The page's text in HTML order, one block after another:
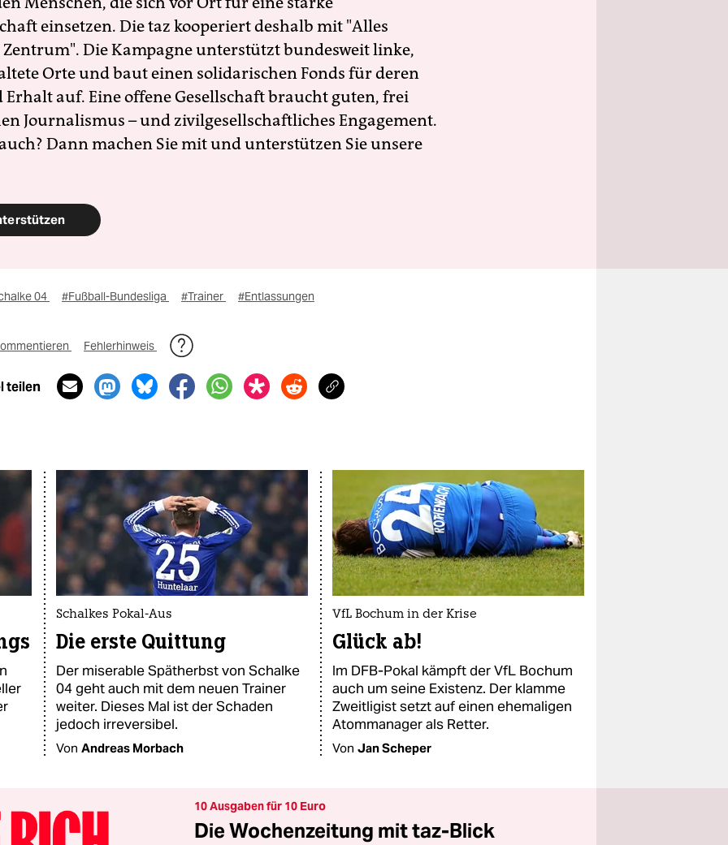
einsetzen. Die taz kooperiert deshalb mit "Alles
Die Kampagne unterstützt bundesweit linke,
Orte und baut einen solidarischen Fonds für deren
Erhalt auf. Eine offene Gesellschaft braucht guten, frei
Journalismus – und zivilgesellschaftliches Engagement.
Dann machen Sie mit und unterstützen Sie unsere
04 #Fußball-Bundesliga #Trainer #Entlassungen
Fehlerhinweis
teilen
Schalkes Pokal-Aus
Die erste Quittung
Der miserable Spätherbst von Schalke
04 geht auch mit dem neuen Trainer
weiter. Dieses Mal ist der Schaden
jedoch irreversibel.
Von Andreas Morbach
VfL Bochum in der Krise
Glück ab!
Im DFB-Pokal kämpft der VfL Bochum
auch um seine Existenz. Der klamme
Zweitligist setzt auf einen ehemaligen
Atommanager als Retter.
Von Jan Scheper
10 Ausgaben für 10 Euro
Die Wochenzeitung mit taz-Blick